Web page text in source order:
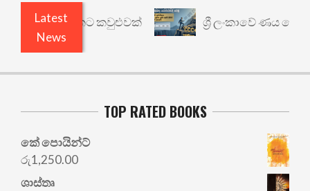
Latest
News
යථාර්ථයකට කවුළුවක් ශ්‍රී ලංකාවේ ණය
TOP RATED BOOKS
කේ පොයින්ට්
රු1,250.00
ශාස්තෘ